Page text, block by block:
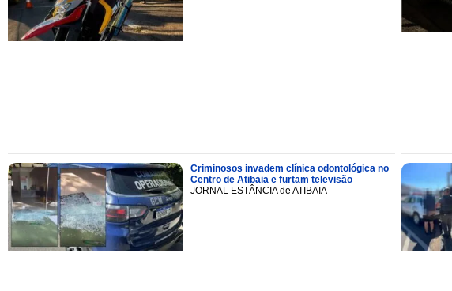
Criminosos invadem clínica odontológica no
Centro de Atibaia e furtam televisão
JORNAL ESTÂNCIA de ATIBAIA